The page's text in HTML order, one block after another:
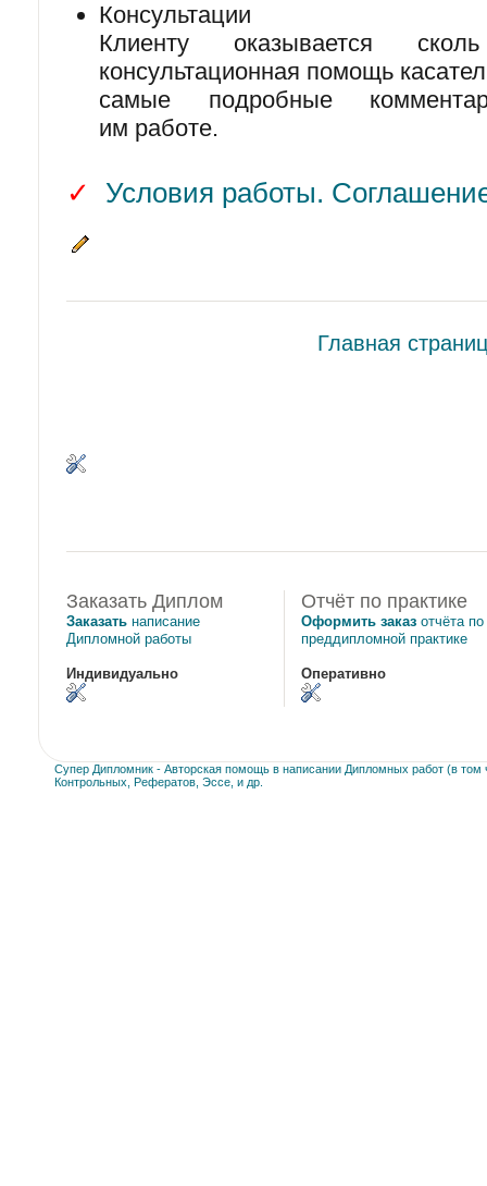
Консультации
Клиенту оказывается
консультационная помощь
самые подробные
им работе.
✓ Условия работы.
Главная
Заказать Диплом
Заказать написание
Дипломной работы
Индивидуально
Отчёт по практике
Оформить заказ отчёта по
преддипломной практике
Оперативно
Супер Дипломник - Авторская помощь в написании Дипломных работ (в том
Контрольных, Рефератов, Эссе, и др.